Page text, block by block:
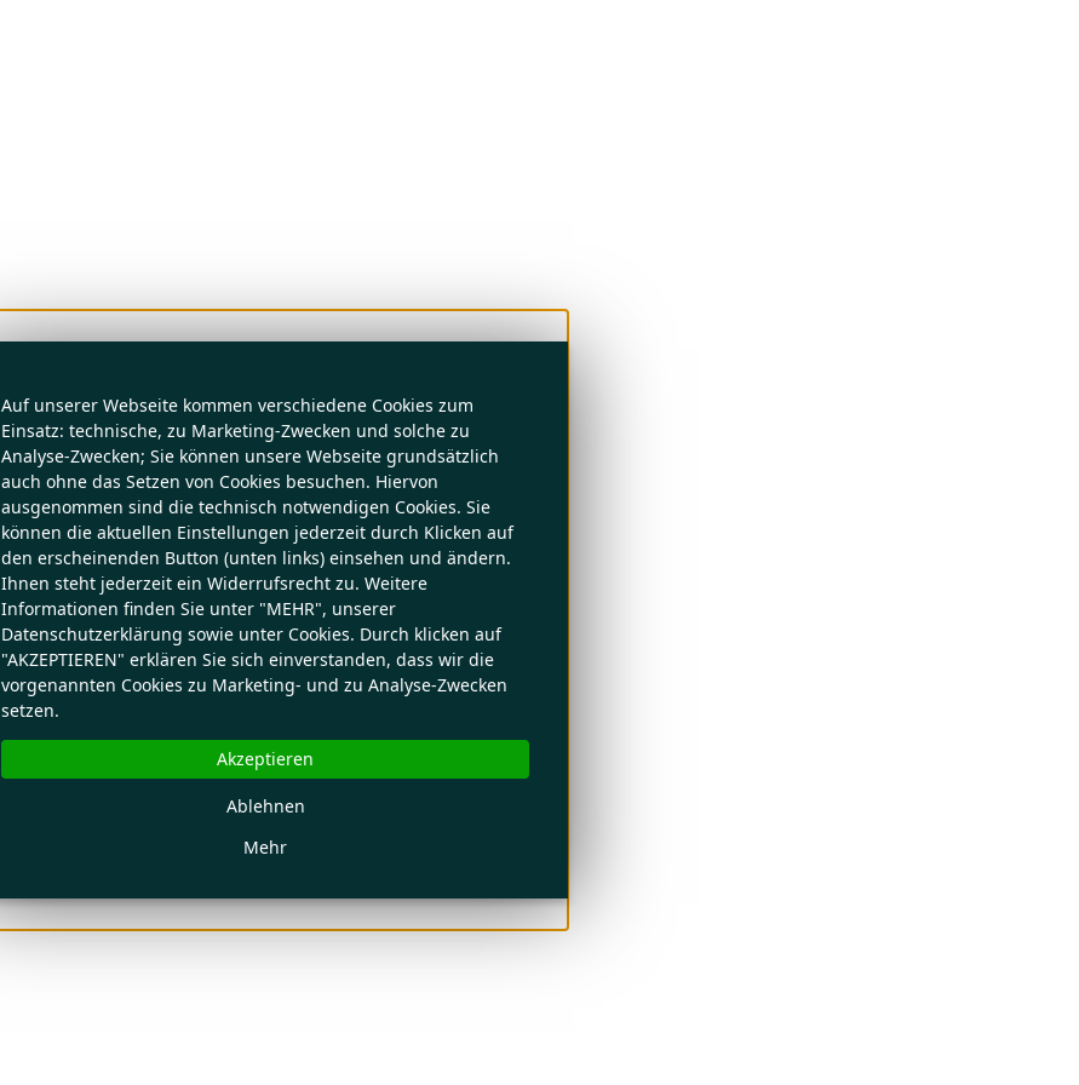
Auf unserer Webseite kommen verschiedene Cookies zum
Einsatz: technische, zu Marketing-Zwecken und solche zu
Analyse-Zwecken; Sie können unsere Webseite grundsätzlich
auch ohne das Setzen von Cookies besuchen. Hiervon
ausgenommen sind die technisch notwendigen Cookies. Sie
können die aktuellen Einstellungen jederzeit durch Klicken auf
den erscheinenden Button (unten links) einsehen und ändern.
Ihnen steht jederzeit ein Widerrufsrecht zu. Weitere
Informationen finden Sie unter "MEHR", unserer
Datenschutzerklärung sowie unter Cookies. Durch klicken auf
"AKZEPTIEREN" erklären Sie sich einverstanden, dass wir die
vorgenannten Cookies zu Marketing- und zu Analyse-Zwecken
setzen.
Mehr
Ablehnen
Akzeptieren